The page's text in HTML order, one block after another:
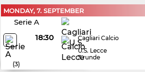
MONDAY, 7. SEPTEMBER
Serie A
18:30
Cagliari Calcio
U.S. Lecce
3.runde
(3)